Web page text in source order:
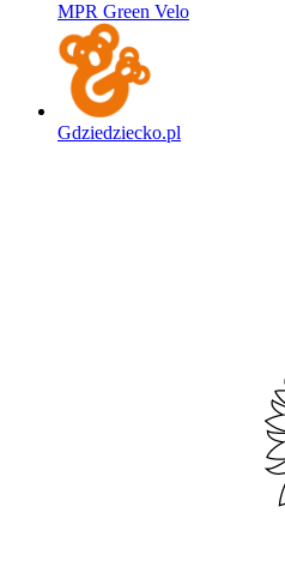
MPR Green Velo
Gdziedziecko.pl